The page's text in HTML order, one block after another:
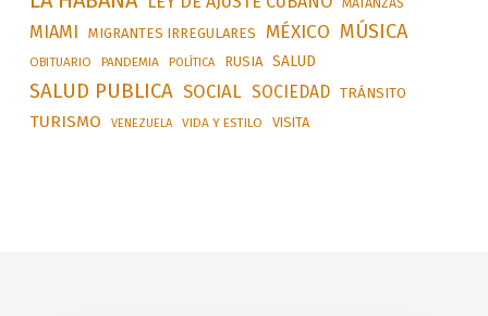
MIAMI MIGRANTES IRREGULARES MÉXICO MÚSICA
OBITUARIO PANDEMIA POLÍTICA RUSIA SALUD
SALUD PUBLICA SOCIAL SOCIEDAD TRÁNSITO
TURISMO VENEZUELA VIDA Y ESTILO VISITA